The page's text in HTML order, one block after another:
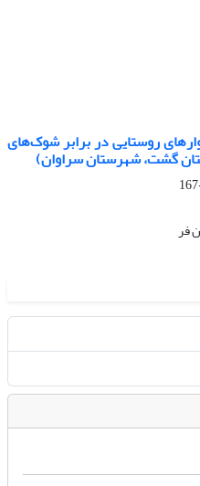
روستایی در برابر شوک‌های
گشت، شهرستان سراوان)
فر